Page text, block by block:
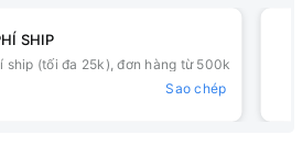
SHIP
ship (tối đa 25k), đơn hàng từ 500k
Sao chép